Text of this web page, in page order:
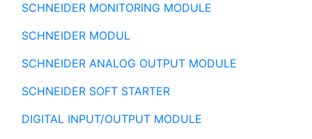
SCHNEIDER MONITORING MODULE
SCHNEIDER MODUL
SCHNEIDER ANALOG OUTPUT MODULE
SCHNEIDER SOFT STARTER
DIGITAL INPUT/OUTPUT MODULE